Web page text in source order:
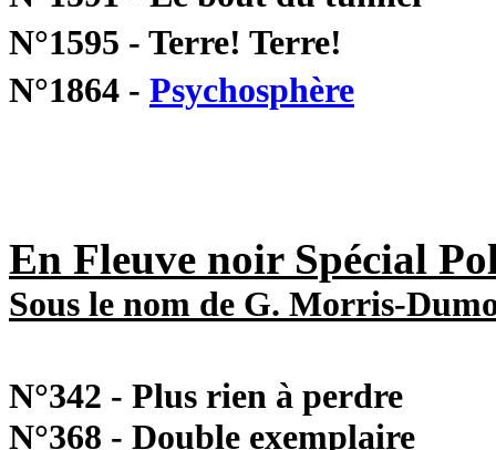
N°1595 - Terre! Terre!
N°1864 - Psychosphère
En Fleuve noir Spécial
Sous le nom de G. Morris-
N°342 - Plus rien à perdre
N°368 - Double exemplaire